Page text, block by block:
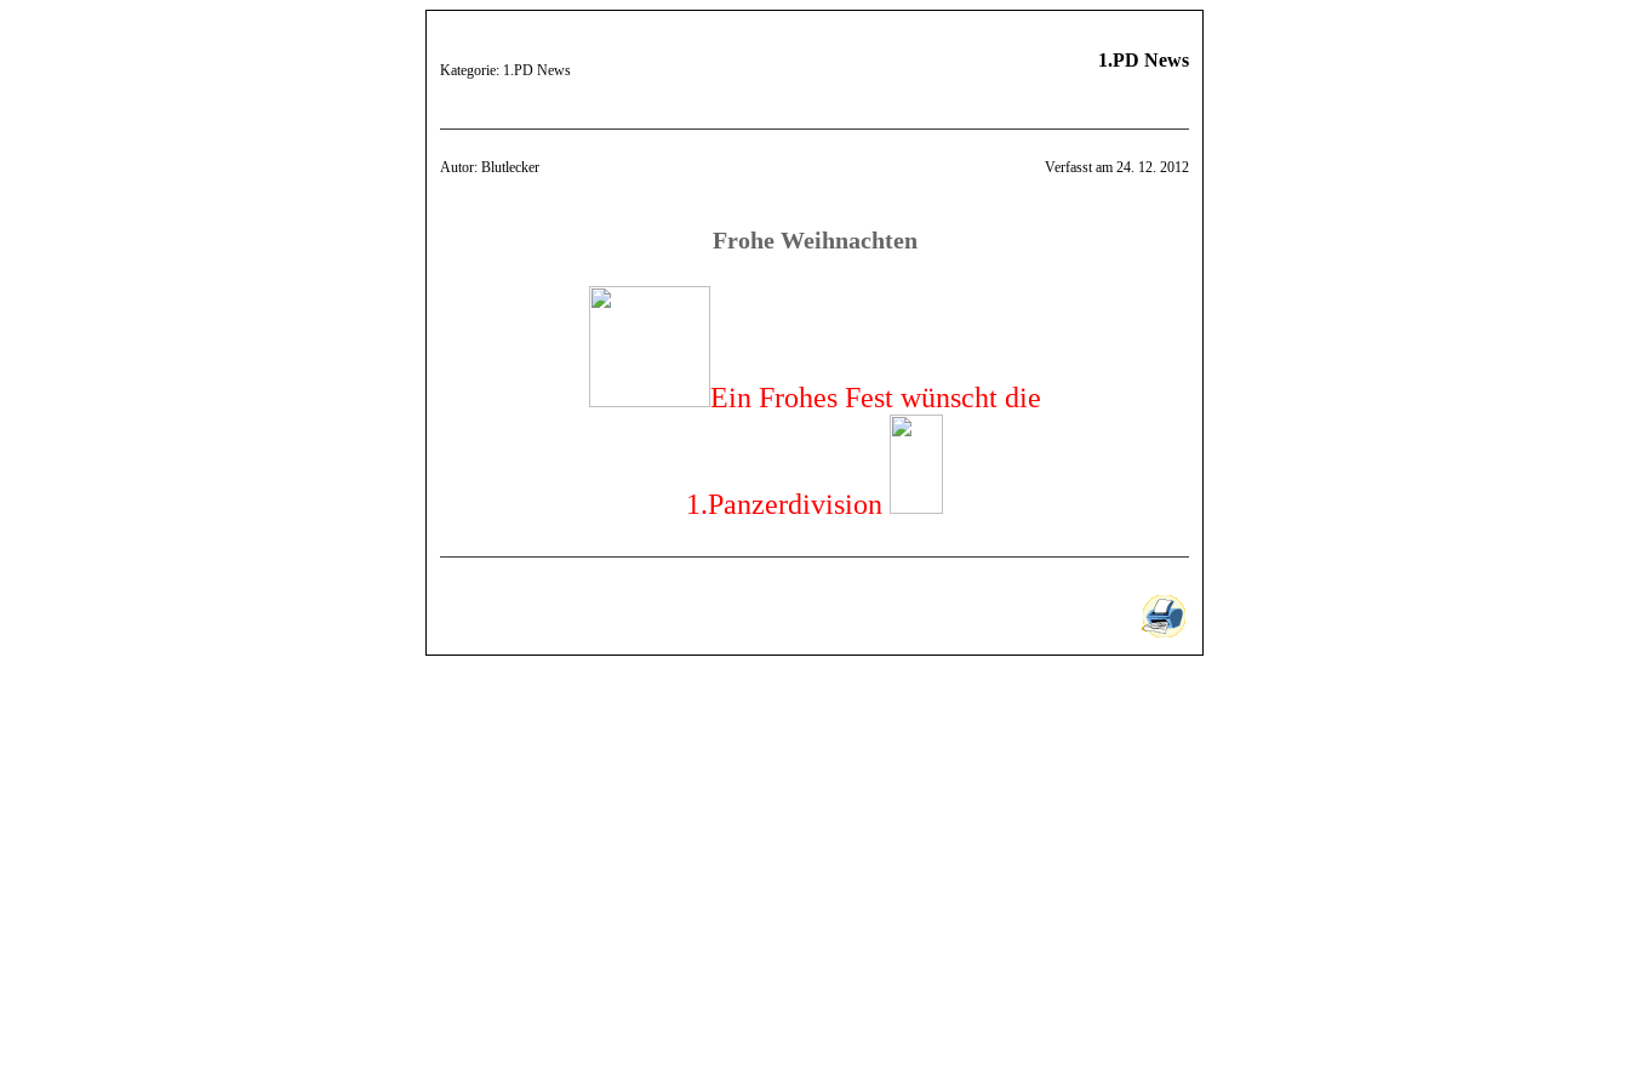
Kategorie: 1.PD News 1.PD News
Autor: Blutlecker Verfasst am 24. 12. 2012
Frohe Weihnachten
Ein Frohes Fest wünscht die
1.Panzerdivision